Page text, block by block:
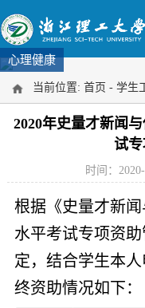
心理健康
当前位置: 首页 - 学生
2020年史量才新闻
试
时间：2020-
根据《史量才新
水平考试专项资
定，结合学生本
终资助情况如下：